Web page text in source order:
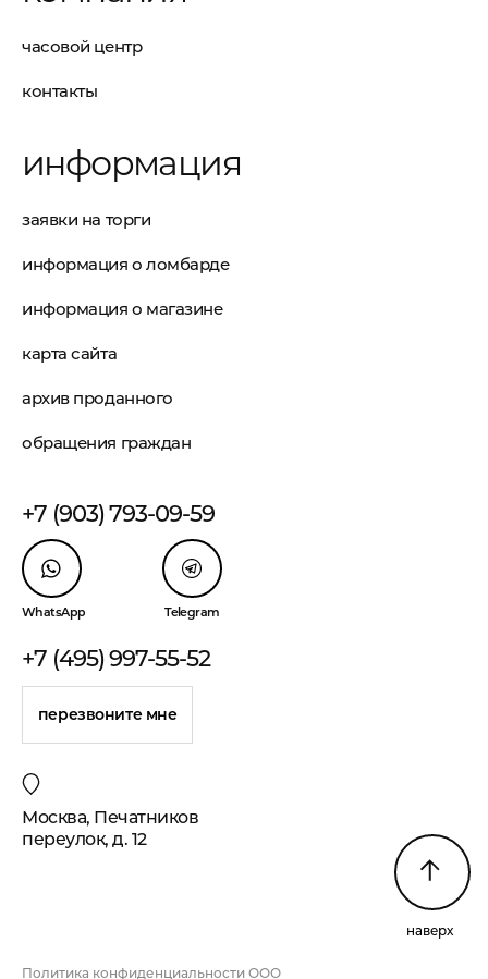
часовой центр
контакты
информация
заявки на торги
информация о ломбарде
информация о магазине
карта сайта
архив проданного
обращения граждан
+7 (903) 793-09-59
WhatsApp Telegram
+7 (495) 997-55-52
перезвоните мне
Москва, Печатников
переулок, д. 12
наверх
Политика конфиденциальности ООО